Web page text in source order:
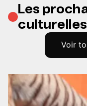
Les
culturelles
Voir